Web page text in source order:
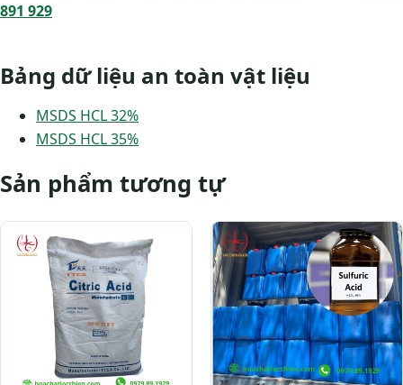
891 929
Bảng dữ liệu an toàn vật liệu
MSDS HCL 32%
MSDS HCL 35%
Sản phẩm tương tự